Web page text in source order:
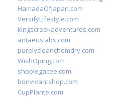
HamadaOfJapan.com
VersifyLifestyle.com
kingscreekadventures.com
antaeuslabs.com
purelycleanchemdry.com
WishOping.com
shoplegacee.com
bonvivantshop.com
CupPlante.com